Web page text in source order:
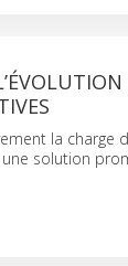
la
solution